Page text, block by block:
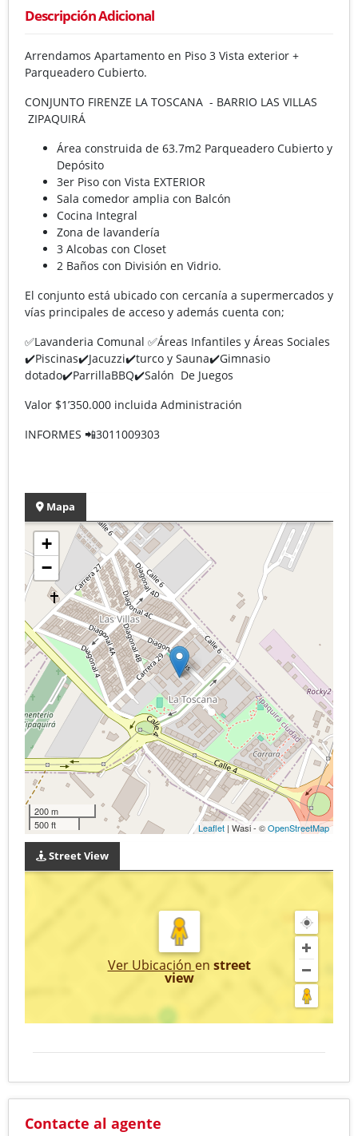
Descripción Adicional
Arrendamos Apartamento en Piso 3 Vista exterior +
Parqueadero Cubierto.
CONJUNTO FIRENZE LA TOSCANA - BARRIO LAS VILLAS
ZIPAQUIRÁ
Área construida de 63.7m2 Parqueadero Cubierto y
Depósito
3er Piso con Vista EXTERIOR
Sala comedor amplia con Balcón
Cocina Integral
Zona de lavandería
3 Alcobas con Closet
2 Baños con División en Vidrio.
El conjunto está ubicado con cercanía a supermercados y
vías principales de acceso y además cuenta con;
✅Lavanderia Comunal ✅Áreas Infantiles y Áreas Sociales
✔️Piscinas✔️Jacuzzi✔️turco y Sauna✔️Gimnasio
dotado✔️ParrillaBBQ✔️Salón De Juegos
Valor $1’350.000 incluida Administración
INFORMES 📲3011009303
Mapa
+
−
200 m
500 ft
Leaflet | Wasi - ©OpenStreetMap
Street View
Ver Ubicación en street
view
Contacte al agente